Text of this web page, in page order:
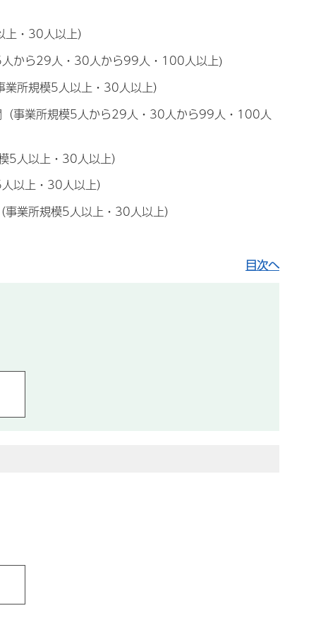
・30人以上）
から29人・30人から99人・100人以上)
所規模5人以上・30人以上）
事業所規模5人から29人・30人から99人・100人
人以上・30人以上）
以上・30人以上）
業所規模5人以上・30人以上）
目次へ